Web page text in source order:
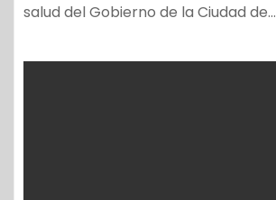
salud del Gobierno de la Ciudad de…